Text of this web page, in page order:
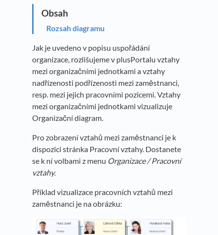
Rozsah diagramu
Jak je uvedeno v popisu uspořádání
organizace, rozlišujeme v plusPortalu vztahy
mezi organizačními jednotkami a vztahy
nadřízenosti podřízenosti mezi zaměstnanci,
resp. mezi jejich pracovními pozicemi. Vztahy
mezi organizačními jednotkami vizualizuje
Organizační diagram.
Pro zobrazení vztahů mezi zaměstnanci je k
dispozici stránka Pracovní vztahy. Dostanete
se k ní volbami z menu Organizace / Pracovní
vztahy.
Příklad vizualizace pracovních vztahů mezi
zaměstnanci je na obrázku: